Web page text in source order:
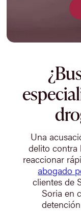
Una
delito contra
reaccionar
abogado
clientes de
Soria en